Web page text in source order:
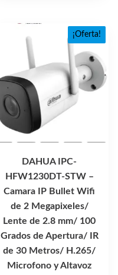
¡Oferta!
DAHUA IPC-
HFW1230DT-STW –
Camara IP Bullet Wifi
de 2 Megapixeles/
Lente de 2.8 mm/ 100
Grados de Apertura/ IR
de 30 Metros/ H.265/
Microfono y Altavoz